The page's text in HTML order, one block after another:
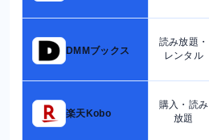
DMMブックス
読み放題・
レンタル
楽天Kobo
購入・読み
放題